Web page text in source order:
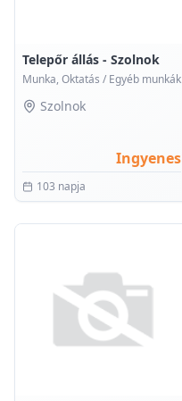
Telepőr állás - Szolnok
Munka, Oktatás / Egyéb munkák
Szolnok
Ingyenes
103 napja